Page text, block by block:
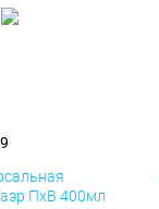
ПхВ 400мл